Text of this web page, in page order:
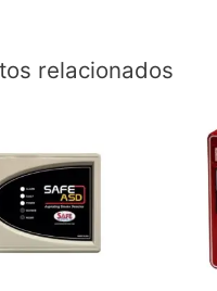
relacionados